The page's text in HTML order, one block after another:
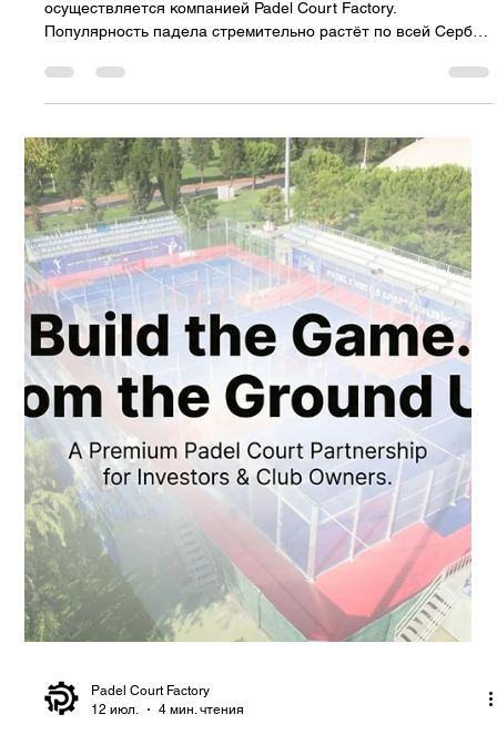
развивается в Юго-Восточной Европе, и Болгария
становится одним из наиболее перспективных
современным ракеточным видам спорта инвесторы,
спортивные клубы, муниципалитеты, отели и застройщики
профессиональных объектов для падела. Независимо от
того, планируете ли вы спортивный